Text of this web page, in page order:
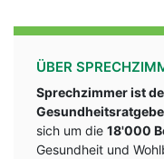
ÜBER
Sprechzimmer ist
sich um die 18'000
Gesundheit und